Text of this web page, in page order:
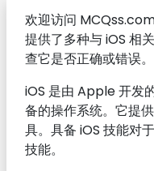
欢迎访问
提供了多种与 iOS 相
查它是否正确或错误。
iOS 是由 Apple 开发
备的操作系统。它提
具。具备 iOS 技能对
技能。